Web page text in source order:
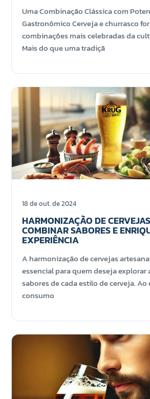
Uma Combinação Clássica com
Gastronômico Cerveja e churrasco
combinações mais celebradas da
Mais do que uma tradiçã
18 de out. de 2024
HARMONIZAÇÃO DE
COMBINAR SABORES E
EXPERIÊNCIA
A harmonização de cervejas
essencial para quem deseja explorar
sabores de cada estilo de cerveja.
consumo